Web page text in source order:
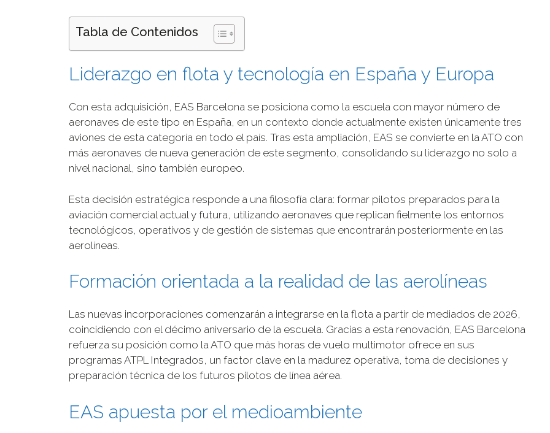
Tabla de Contenidos
Liderazgo en flota y tecnología en España y Europa
Con esta adquisición, EAS Barcelona se posiciona como la escuela con mayor número de
aeronaves de este tipo en España, en un contexto donde actualmente existen únicamente tres
aviones de esta categoría en todo el país. Tras esta ampliación, EAS se convierte en la ATO con
más aeronaves de nueva generación de este segmento, consolidando su liderazgo no solo a
nivel nacional, sino también europeo.
Esta decisión estratégica responde a una filosofía clara: formar pilotos preparados para la
aviación comercial actual y futura, utilizando aeronaves que replican fielmente los entornos
tecnológicos, operativos y de gestión de sistemas que encontrarán posteriormente en las
aerolíneas.
Formación orientada a la realidad de las aerolíneas
Las nuevas incorporaciones comenzarán a integrarse en la flota a partir de mediados de 2026,
coincidiendo con el décimo aniversario de la escuela. Gracias a esta renovación, EAS Barcelona
refuerza su posición como la ATO que más horas de vuelo multimotor ofrece en sus
programas ATPL Integrados, un factor clave en la madurez operativa, toma de decisiones y
preparación técnica de los futuros pilotos de línea aérea.
EAS apuesta por el medioambiente